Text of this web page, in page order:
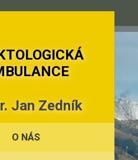
Jan Zedník
O NÁS